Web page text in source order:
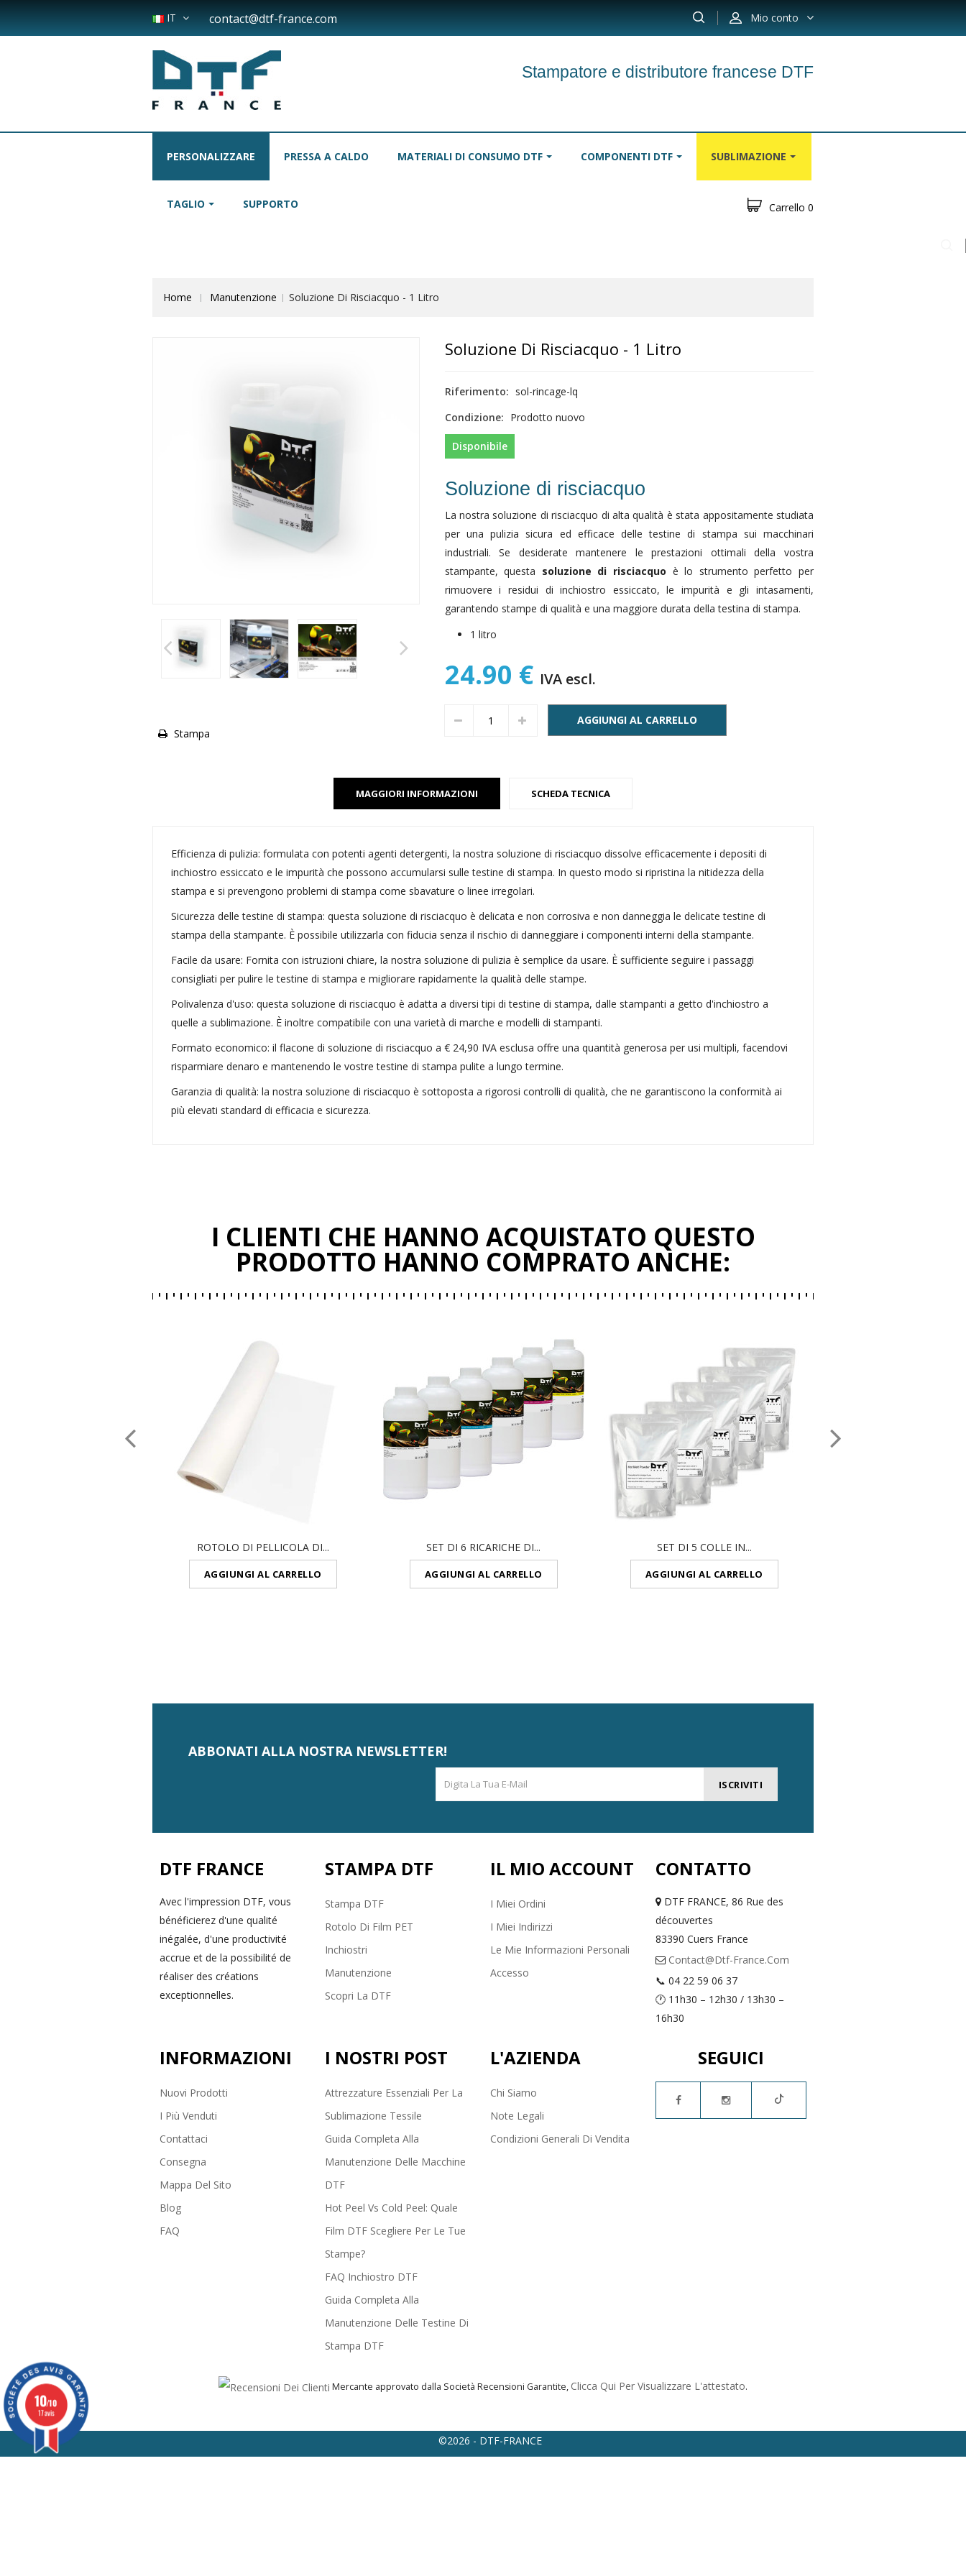
IT Mio conto
contact@dtf-france.com
Stampatore e distributore francese DTF
PERSONALIZZARE PRESSA A CALDO MATERIALI DI CONSUMO DTF COMPONENTI DTF SUBLIMAZIONE
TAGLIO SUPPORTO Carrello 0
Home Manutenzione Soluzione Di Risciacquo - 1 Litro
Stampa
Soluzione Di Risciacquo - 1 Litro
Riferimento: sol-rincage-lq
Condizione: Prodotto nuovo
Disponibile
Soluzione di risciacquo
La nostra soluzione di risciacquo di alta qualità è stata appositamente studiata
per una pulizia sicura ed efficace delle testine di stampa sui macchinari
industriali. Se desiderate mantenere le prestazioni ottimali della vostra
stampante, questa soluzione di risciacquo è lo strumento perfetto per
rimuovere i residui di inchiostro essiccato, le impurità e gli intasamenti,
garantendo stampe di qualità e una maggiore durata della testina di stampa.
1 litro
24.90 € IVA escl.
AGGIUNGI AL CARRELLO
MAGGIORI INFORMAZIONI SCHEDA TECNICA
Efficienza di pulizia: formulata con potenti agenti detergenti, la nostra soluzione di risciacquo dissolve efficacemente i depositi di
inchiostro essiccato e le impurità che possono accumularsi sulle testine di stampa. In questo modo si ripristina la nitidezza della
stampa e si prevengono problemi di stampa come sbavature o linee irregolari.
Sicurezza delle testine di stampa: questa soluzione di risciacquo è delicata e non corrosiva e non danneggia le delicate testine di
stampa della stampante. È possibile utilizzarla con fiducia senza il rischio di danneggiare i componenti interni della stampante.
Facile da usare: Fornita con istruzioni chiare, la nostra soluzione di pulizia è semplice da usare. È sufficiente seguire i passaggi
consigliati per pulire le testine di stampa e migliorare rapidamente la qualità delle stampe.
Polivalenza d'uso: questa soluzione di risciacquo è adatta a diversi tipi di testine di stampa, dalle stampanti a getto d'inchiostro a
quelle a sublimazione. È inoltre compatibile con una varietà di marche e modelli di stampanti.
Formato economico: il flacone di soluzione di risciacquo a € 24,90 IVA esclusa offre una quantità generosa per usi multipli, facendovi
risparmiare denaro e mantenendo le vostre testine di stampa pulite a lungo termine.
Garanzia di qualità: la nostra soluzione di risciacquo è sottoposta a rigorosi controlli di qualità, che ne garantiscono la conformità ai
più elevati standard di efficacia e sicurezza.
I CLIENTI CHE HANNO ACQUISTATO QUESTO
PRODOTTO HANNO COMPRATO ANCHE:
ROTOLO DI PELLICOLA DI...
AGGIUNGI AL CARRELLO
SET DI 6 RICARICHE DI...
AGGIUNGI AL CARRELLO
SET DI 5 COLLE IN...
AGGIUNGI AL CARRELLO
ABBONATI ALLA NOSTRA NEWSLETTER!
ISCRIVITI
DTF FRANCE
Avec l'impression DTF, vous
bénéficierez d'une qualité
inégalée, d'une productivité
accrue et de la possibilité de
réaliser des créations
exceptionnelles.
STAMPA DTF
Stampa DTF
Rotolo Di Film PET
Inchiostri
Manutenzione
Scopri La DTF
IL MIO ACCOUNT
I Miei Ordini
I Miei Indirizzi
Le Mie Informazioni Personali
Accesso
CONTATTO
DTF FRANCE, 86 Rue des
découvertes
83390 Cuers France
Contact@dtf-France.com
📞 04 22 59 06 37
🕐 11h30 – 12h30 / 13h30 –
16h30
INFORMAZIONI
Nuovi Prodotti
I Più Venduti
Contattaci
Consegna
Mappa Del Sito
Blog
FAQ
I NOSTRI POST
Attrezzature Essenziali Per La
Sublimazione Tessile
Guida Completa Alla
Manutenzione Delle Macchine
DTF
Hot Peel Vs Cold Peel: Quale
Film DTF Scegliere Per Le Tue
Stampe?
FAQ Inchiostro DTF
Guida Completa Alla
Manutenzione Delle Testine Di
Stampa DTF
L'AZIENDA
Chi Siamo
Note Legali
Condizioni Generali Di Vendita
SEGUICI
Mercante approvato dalla Società Recensioni Garantite, Clicca Qui Per Visualizzare L'attestato.
©2026 - DTF-FRANCE
10/10
17 avis